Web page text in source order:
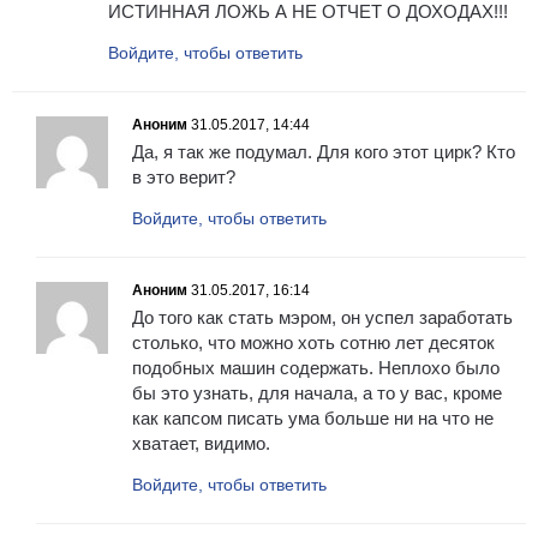
ИСТИННАЯ ЛОЖЬ А НЕ ОТЧЕТ О ДОХОДАХ!!!
Войдите, чтобы ответить
Аноним 31.05.2017, 14:44
Да, я так же подумал. Для кого этот цирк? Кто
в это верит?
Войдите, чтобы ответить
Аноним 31.05.2017, 16:14
До того как стать мэром, он успел заработать
столько, что можно хоть сотню лет десяток
подобных машин содержать. Неплохо было
бы это узнать, для начала, а то у вас, кроме
как капсом писать ума больше ни на что не
хватает, видимо.
Войдите, чтобы ответить